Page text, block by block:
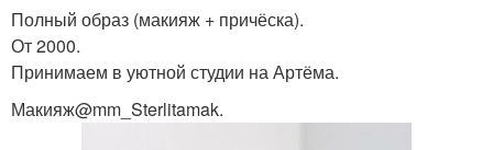
Полный образ (макияж + причёска).
От 2000.
Принимаем в уютной студии на Артёма.
Макияж@mm_Sterlitamak.